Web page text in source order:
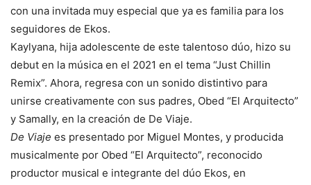
con una invitada muy especial que ya es familia para los
seguidores de Ekos.
Kaylyana, hija adolescente de este talentoso dúo, hizo su
debut en la música en el 2021 en el tema “Just Chillin
Remix”. Ahora, regresa con un sonido distintivo para
unirse creativamente con sus padres, Obed “El Arquitecto”
y Samally, en la creación de De Viaje.
De Viaje es presentado por Miguel Montes, y producida
musicalmente por Obed “El Arquitecto”, reconocido
productor musical e integrante del dúo Ekos, en